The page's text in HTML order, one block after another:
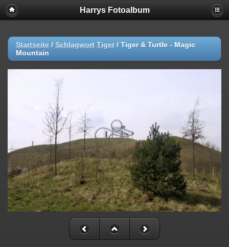
Harrys Fotoalbum
Startseite / Schlagwort Tiger/ Tiger & Turtle - Magic
Mountain